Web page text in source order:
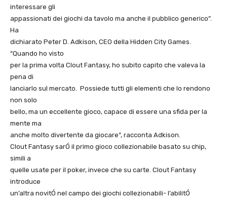
interessare gli
appassionati dei giochi da tavolo ma anche il pubblico generico”.
Ha
dichiarato Peter D. Adkison, CEO della Hidden City Games.
“Quando ho visto
per la prima volta Clout Fantasy, ho subito capito che valeva la
pena di
lanciarlo sul mercato. Possiede tutti gli elementi che lo rendono
non solo
bello, ma un eccellente gioco, capace di essere una sfida per la
mente ma
anche molto divertente da giocare”, racconta Adkison.
Clout Fantasy sarÓ il primo gioco collezionabile basato su chip,
simili a
quelle usate per il poker, invece che su carte. Clout Fantasy
introduce
un’altra novitÓ nel campo dei giochi collezionabili- l’abilitÓ